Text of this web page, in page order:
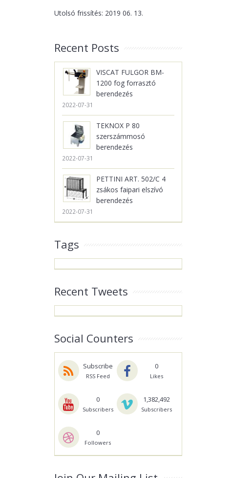
Utolsó frissítés: 2019 06. 13.
Recent Posts
VISCAT FULGOR BM-
1200 fog forrasztó
berendezés
2022-07-31
TEKNOX P 80
szerszámmosó
berendezés
2022-07-31
PETTINI ART. 502/C 4
zsákos faipari elszívó
berendezés
2022-07-31
Tags
Recent Tweets
Social Counters
Subscribe
RSS Feed
0
Likes
0
Subscribers
1,382,492
Subscribers
0
Followers